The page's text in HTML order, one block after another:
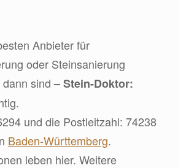
Anbieter für
oder Steinsanierung
dann sind– Stein-Doktor:
und die Postleitzahl: 74238
Baden-Württemberg.
leben hier. Weitere